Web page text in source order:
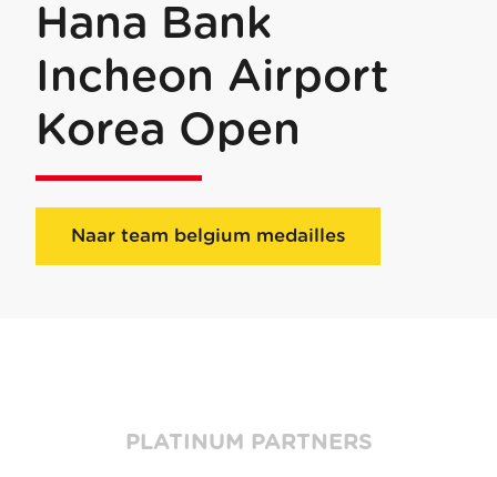
Hana Bank
Incheon Airport
Korea Open
Naar team belgium medailles
PLATINUM PARTNERS